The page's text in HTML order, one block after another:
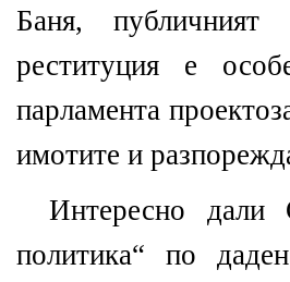
Баня, публичният
реституция е
парламента
имотите и
Интересно дали
политика“ по